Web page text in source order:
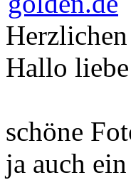
Hallo
schöne
ja auch